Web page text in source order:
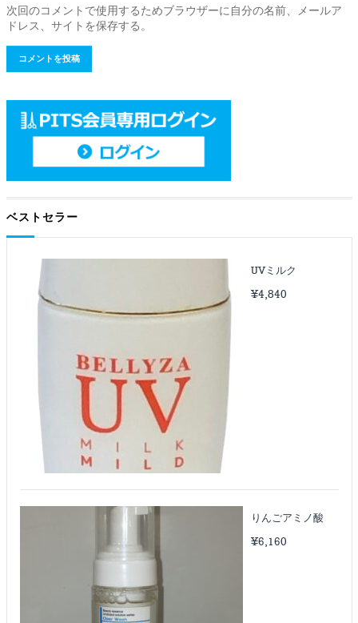
次回のコメントで使用するためブラウザーに自分の名前、メールア
ドレス、サイトを保存する。
ベストセラー
UVミルク
¥4,840
りんごアミノ酸
¥6,160